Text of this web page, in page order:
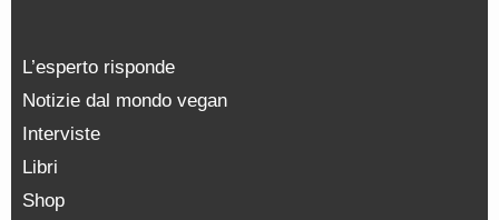
L’esperto risponde
Notizie dal mondo vegan
Interviste
Libri
Shop